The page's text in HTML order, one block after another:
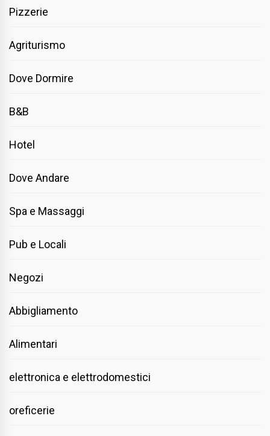
Pizzerie
Agriturismo
Dove Dormire
B&B
Hotel
Dove Andare
Spa e Massaggi
Pub e Locali
Negozi
Abbigliamento
Alimentari
elettronica e elettrodomestici
oreficerie